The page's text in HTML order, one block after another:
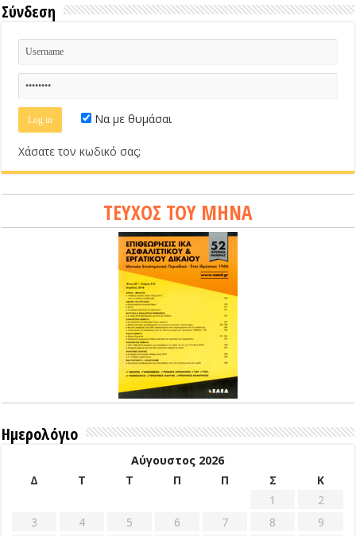
Σύνδεση
Να με θυμάσαι
Χάσατε τον κωδικό σας;
ΤΕΥΧΟΣ ΤΟΥ ΜΗΝΑ
Ημερολόγιο
Αύγουστος 2026
Δ
Τ Τ Π Π Σ
Κ
1
2
3
4 5 6 7 8
9